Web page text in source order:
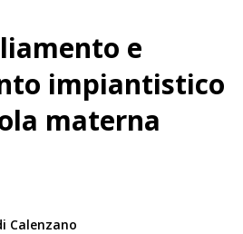
e
impiantistico
materna
Calenzano